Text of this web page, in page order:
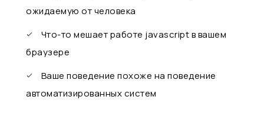
ожидаемую от человека
Что-то мешает работе javascript в вашем
браузере
Ваше поведение похоже на поведение
автоматизированных систем